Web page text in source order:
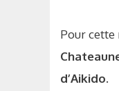
Pour cette
d’Aikido.